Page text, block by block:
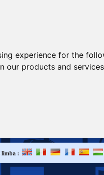
experience for the
our products and
limba :